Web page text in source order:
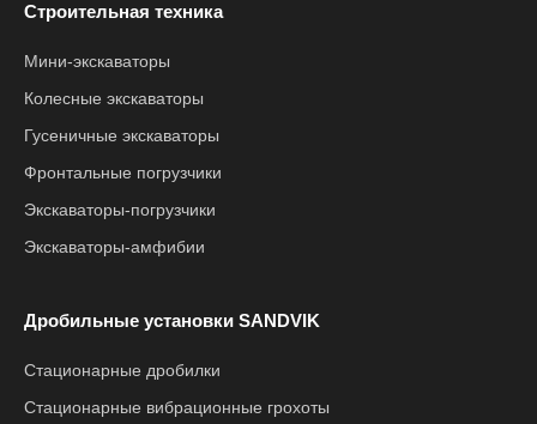
Строительная техника
Мини-экскаваторы
Колесные экскаваторы
Гусеничные экскаваторы
Фронтальные погрузчики
Экскаваторы-погрузчики
Экскаваторы-амфибии
Дробильные установки SANDVIK
Стационарные дробилки
Стационарные вибрационные грохоты